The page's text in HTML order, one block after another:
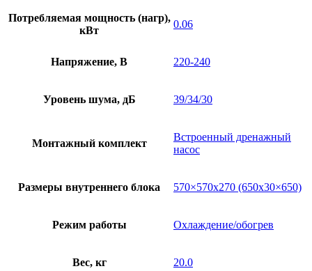
Потребляемая мощность (нагр),
кВт
0.06
Напряжение, В 220-240
Уровень шума, дБ 39/34/30
Монтажный комплект
Встроенный дренажный
насос
Размеры внутреннего блока 570×570х270 (650х30×650)
Режим работы Охлаждение/обогрев
Вес, кг 20.0